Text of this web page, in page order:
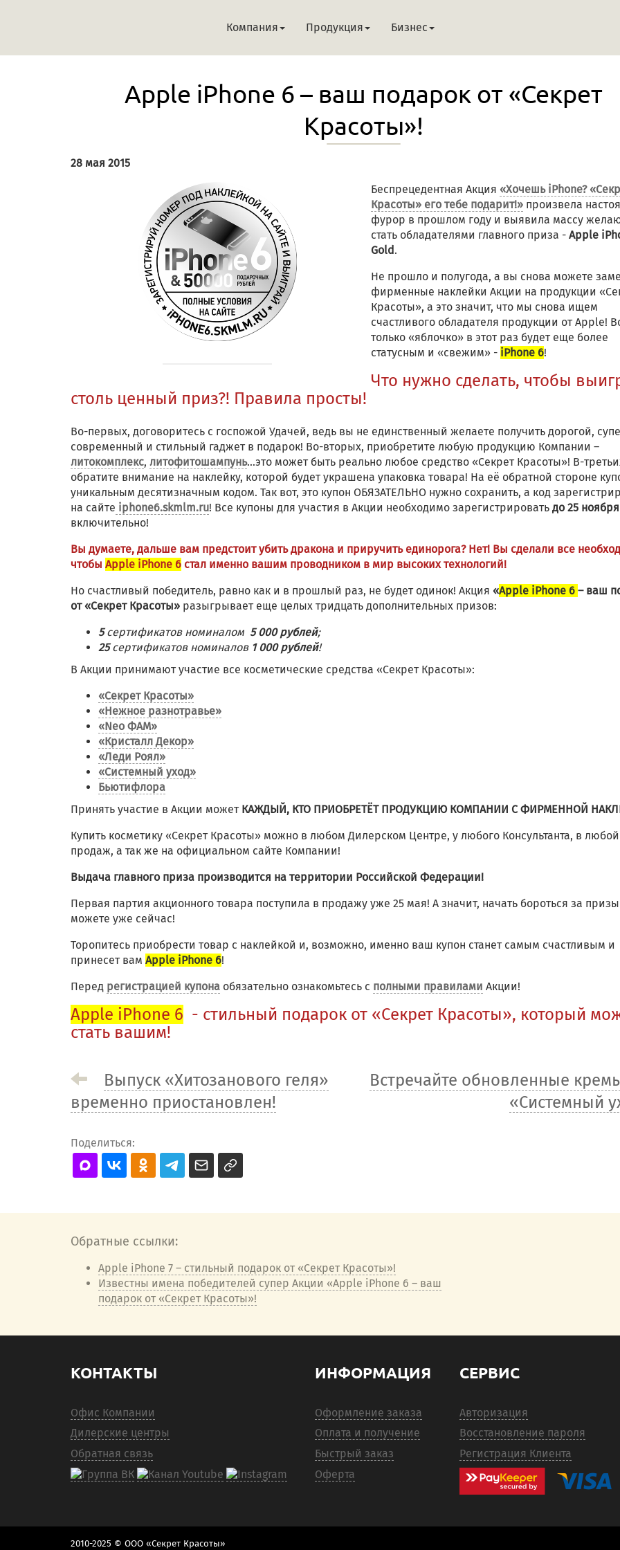
Компания Продукция Бизнес
Apple iPhone 6 – ваш подарок от «Секрет
Красоты»!
28 мая 2015
Беспрецедентная Акция «Хочешь iPhone?
Красоты» его тебе подарит!»произвела
фурор в прошлом году и выявила массу
стать обладателями главного приза - Apple
Gold .
Не прошло и полугода, а вы снова можете
фирменные наклейки Акции на продукции
Красоты», а это значит, что мы снова ищем
счастливого обладателя продукции от Apple!
только «яблочко» в этот раз будет еще более
статусным и «свежим» - iPhone 6!
Что нужно сделать, чтобы
столь ценный приз?! Правила просты!
Во-первых, договоритесь с госпожой Удачей, ведь вы не единственный желаете получить дорогой,
современный и стильный гаджет в подарок! Во-вторых, приобретите любую продукцию Компании –
литокомплекс, литофитошампунь…это может быть реально любое средство «Секрет Красоты»! В-
обратите внимание на наклейку, которой будет украшена упаковка товара! На её обратной стороне
уникальным десятизначным кодом. Так вот, это купон ОБЯЗАТЕЛЬНО нужно сохранить, а код
на сайте iphone6.skmlm.ru! Все купоны для участия в Акции необходимо зарегистрировать до 25 ноября
включительно!
Вы думаете, дальше вам предстоит убить дракона и приручить единорога? Нет! Вы сделали все
чтобы Apple iPhone 6 стал именно вашим проводником в мир высоких технологий!
Но счастливый победитель, равно как и в прошлый раз, не будет одинок! Акция «Apple iPhone 6 – ваш
от «Секрет Красоты» разыгрывает еще целых тридцать дополнительных призов:
5сертификатов номиналом 5 000 рублей;
25сертификатов номиналов 1 000 рублей!
В Акции принимают участие все косметические средства «Секрет Красоты»:
«Секрет Красоты»
«Нежное разнотравье»
«Neo ФАМ»
«Кристалл Декор»
«Леди Роял»
«Системный уход»
Бьютифлора
Принять участие в Акции может КАЖДЫЙ, КТО ПРИОБРЕТЁТ ПРОДУКЦИЮ КОМПАНИИ С ФИРМЕННОЙ
Купить косметику «Секрет Красоты» можно в любом Дилерском Центре, у любого Консультанта, в любой
продаж, а так же на официальном сайте Компании!
Выдача главного приза производится на территории Российской Федерации!
Первая партия акционного товара поступила в продажу уже 25 мая! А значит, начать бороться за
можете уже сейчас!
Торопитесь приобрести товар с наклейкой и, возможно, именно ваш купон станет самым счастливым и
принесет вам Apple iPhone 6!
Перед регистрацией купона обязательно ознакомьтесь с полными правилами Акции!
Apple iPhone 6 - стильный подарок от «Секрет Красоты», который
стать вашим!
Выпуск «Хитозанового геля»
временно приостановлен!
Встречайте обновленные
«Системный
Поделиться:
Обратные ссылки:
Apple iPhone 7 – стильный подарок от «Секрет Красоты»!
Известны имена победителей супер Акции «Apple iPhone 6 – ваш
подарок от «Секрет Красоты»!
КОНТАКТЫ
Офис Компании
Дилерские центры
Обратная связь
ИНФОРМАЦИЯ
Оформление заказа
Оплата и получение
Быстрый заказ
Оферта
СЕРВИС
Авторизация
Восстановление пароля
Регистрация Клиента
2010-2025 © ООО «Секрет Красоты»